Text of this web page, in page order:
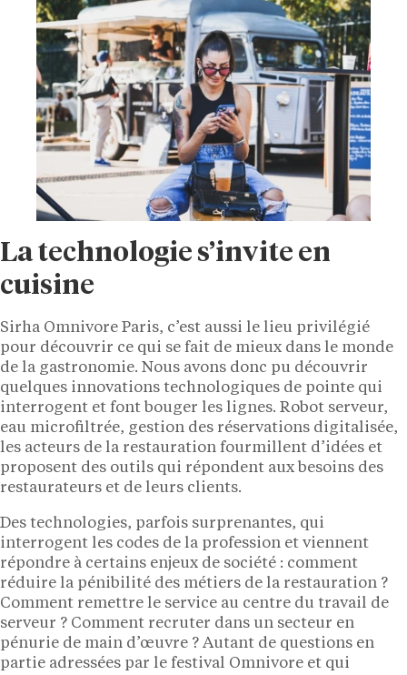
La technologie s’invite en
cuisine
Sirha Omnivore Paris, c’est aussi le lieu privilégié
pour découvrir ce qui se fait de mieux dans le monde
de la gastronomie. Nous avons donc pu découvrir
quelques innovations technologiques de pointe qui
interrogent et font bouger les lignes. Robot serveur,
eau microfiltrée, gestion des réservations digitalisée,
les acteurs de la restauration fourmillent d’idées et
proposent des outils qui répondent aux besoins des
restaurateurs et de leurs clients.
Des technologies, parfois surprenantes, qui
interrogent les codes de la profession et viennent
répondre à certains enjeux de société : comment
réduire la pénibilité des métiers de la restauration ?
Comment remettre le service au centre du travail de
serveur ? Comment recruter dans un secteur en
pénurie de main d’œuvre ? Autant de questions en
partie adressées par le festival Omnivore et qui